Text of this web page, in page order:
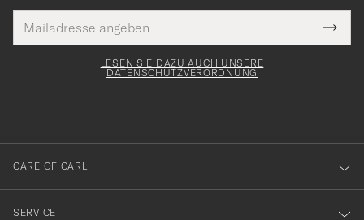
Mail
Adresse
Tack
för
dig
till
vårt
nyhetsbrev!
LESEN SIE DAZU AUCH UNSERE
DATENSCHUTZVERORDNUNG
CARE OF CARL
SERVICE